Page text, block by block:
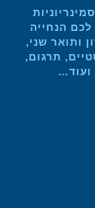
הנחייה
ותואר שני,
תרגום,
ועוד…